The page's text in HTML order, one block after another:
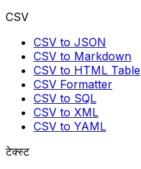
CSV
CSV to JSON
CSV to Markdown
CSV to HTML Table
CSV Formatter
CSV to SQL
CSV to XML
CSV to YAML
टेक्स्ट